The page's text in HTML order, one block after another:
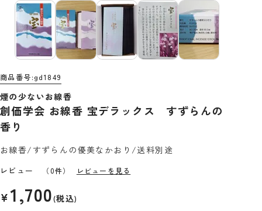
商品番号 gd1849
煙の少ないお線香
創価学会 お線香 宝デラックス すずらんの
香り
お線香/すずらんの優美なかおり/送料別途
レビュー （0件） レビューを見る
¥ 1,700 税込